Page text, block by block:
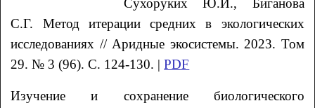
Сухоруких Ю.И., Биганова
С.Г. Метод итерации средних в экологических
исследованиях // Аридные экосистемы. 2023. Том
29. № 3 (96). С. 124-130. |PDF
Изучение и сохранение биологического